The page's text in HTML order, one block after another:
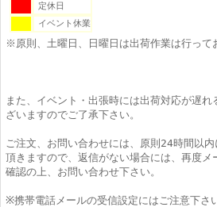
定休日
イベント休業
※原則、土曜日、日曜日は出荷作業は行って
また、イベント・出張時には出荷対応が遅れ
ざいますのでご了承下さい。
ご注文、お問い合わせには、原則24時間以
頂きますので、返信がない場合には、再度メ
確認の上、お問い合わせ下さい。
※携帯電話メールの受信設定にはご注意下さ